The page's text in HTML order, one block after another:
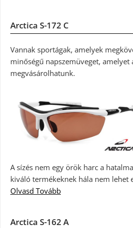
Arctica S-172 C
Vannak sportágak, amelyek
minőségű napszemüveget,
megvásárolhatunk.
A sízés nem egy örök harc a
kiváló termékeknek hála nem lehet
Olvasd Tovább
Arctica S-162 A